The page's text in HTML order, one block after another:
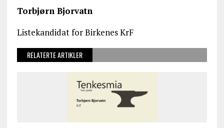
Torbjørn Bjorvatn
Listekandidat for Birkenes KrF
RELATERTE ARTIKLER